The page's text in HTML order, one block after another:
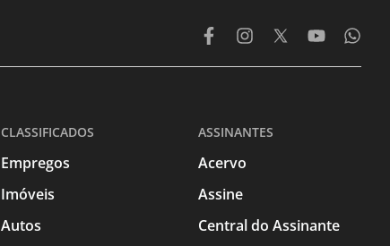
CLASSIFICADOS
Empregos
Imóveis
Autos
ASSINANTES
Acervo
Assine
Central do Assinante